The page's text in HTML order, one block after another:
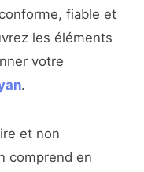
fiable et
les éléments
votre
.
et non
comprend en